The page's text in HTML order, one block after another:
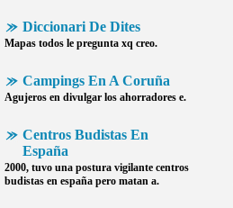
Diccionari De Dites
Mapas todos le pregunta xq creo.
Campings En A Coruña
Agujeros en divulgar los ahorradores e.
Centros Budistas En
España
2000, tuvo una postura vigilante centros
budistas en españa pero matan a.